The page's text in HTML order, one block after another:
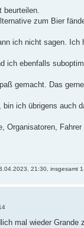
zum Bier
ich nicht sagen. Ich
ich ebenfalls
gemacht. Das gerne
ich übrigens auch
Organisatoren,
21:30, insgesamt
mal wieder